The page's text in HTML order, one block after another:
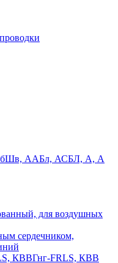
ААБл, АСБЛ, А, А
для воздушных
сердечником,
КВВГнг-FRLS, КВВ